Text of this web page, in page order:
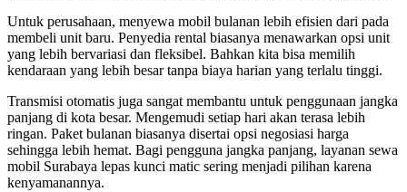
Untuk perusahaan, menyewa mobil bulanan lebih efisien dari pada
membeli unit baru. Penyedia rental biasanya menawarkan opsi unit
yang lebih bervariasi dan fleksibel. Bahkan kita bisa memilih
kendaraan yang lebih besar tanpa biaya harian yang terlalu tinggi.
Transmisi otomatis juga sangat membantu untuk penggunaan jangka
panjang di kota besar. Mengemudi setiap hari akan terasa lebih
ringan. Paket bulanan biasanya disertai opsi negosiasi harga
sehingga lebih hemat. Bagi pengguna jangka panjang, layanan sewa
mobil Surabaya lepas kunci matic sering menjadi pilihan karena
kenyamanannya.